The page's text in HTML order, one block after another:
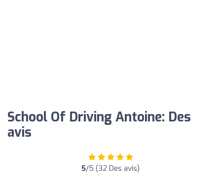
School Of Driving Antoine: Des
avis
5/5 (32 Des avis)